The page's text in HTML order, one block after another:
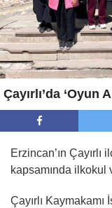
Çayırlı’da ‘Oyun
Erzincan’ın Çayırlı
kapsamında
Çayırlı